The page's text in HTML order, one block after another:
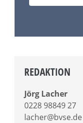
REDAKTION
Jörg Lacher
0228 98849 27
lacher@bvse.de